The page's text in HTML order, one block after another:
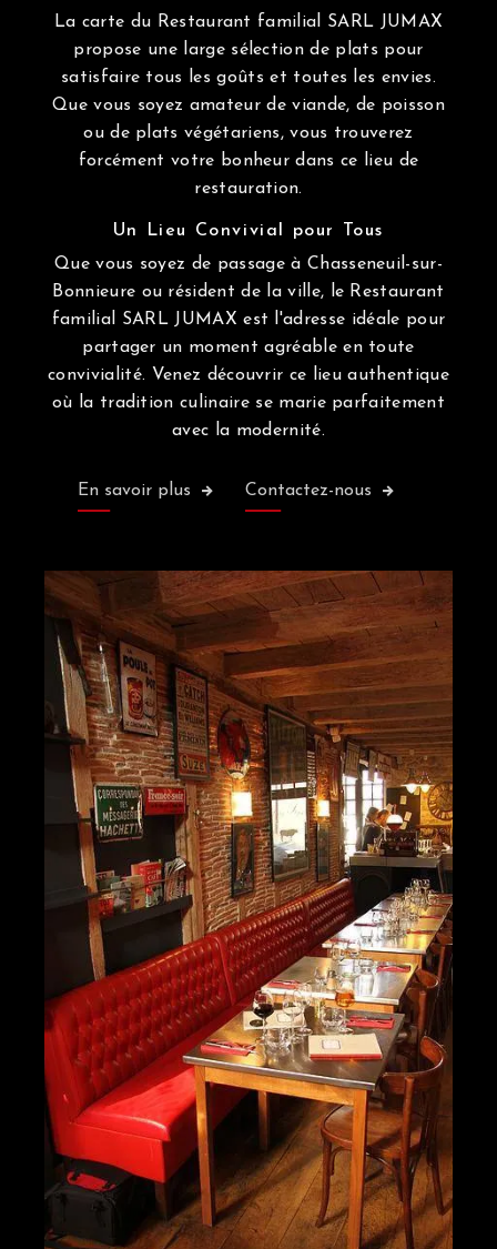
La carte du Restaurant familial SARL JUMAX
propose une large sélection de plats pour
satisfaire tous les goûts et toutes les envies.
Que vous soyez amateur de viande, de poisson
ou de plats végétariens, vous trouverez
forcément votre bonheur dans ce lieu de
restauration.
Un Lieu Convivial pour Tous
Que vous soyez de passage à Chasseneuil-sur-
Bonnieure ou résident de la ville, le Restaurant
familial SARL JUMAX est l'adresse idéale pour
partager un moment agréable en toute
convivialité. Venez découvrir ce lieu authentique
où la tradition culinaire se marie parfaitement
avec la modernité.
En savoir plus Contactez-nous